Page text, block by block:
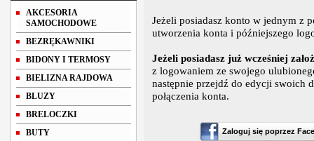
AKCESORIA
SAMOCHODOWE
BEZRĘKAWNIKI
BIDONY I TERMOSY
BIELIZNA RAJDOWA
BLUZY
BRELOCZKI
BUTY
Jeżeli posiadasz konto w jednym z
utworzenia konta i późniejszego
Jeżeli posiadasz już wcześniej
z logowaniem ze swojego
następnie przejdź do edycji swoich
połączenia konta.
Zaloguj się poprzez